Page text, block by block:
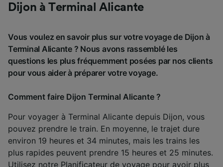
Dijon à Terminal Alicante
Vous voulez en savoir plus sur votre voyage de Dijon à
Terminal Alicante ? Nous avons rassemblé les
questions les plus fréquemment posées par nos clients
pour vous aider à préparer votre voyage.
Comment faire Dijon Terminal Alicante ?
Pour voyager à Terminal Alicante depuis Dijon, vous
pouvez prendre le train. En moyenne, le trajet dure
environ 19 heures et 34 minutes, mais les trains les
plus rapides peuvent prendre 15 heures et 25 minutes.
Utilisez notre Planificateur de voyage pour avoir plus